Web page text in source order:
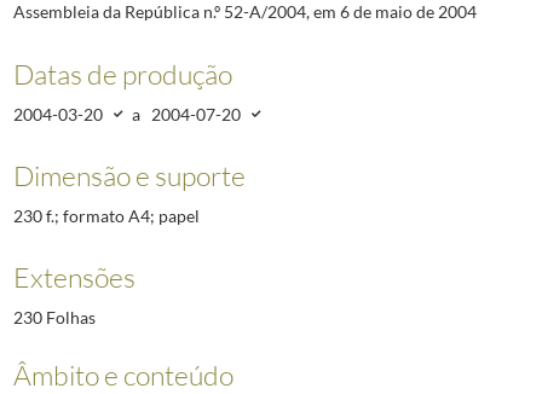
Assembleia da República n.º 52-A/2004, em 6 de maio de 2004
Datas de produção
2004-03-20 a 2004-07-20
Dimensão e suporte
230 f.; formato A4; papel
Extensões
230 Folhas
Âmbito e conteúdo